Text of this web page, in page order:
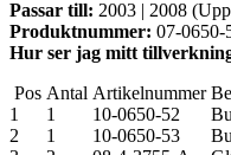
Passar till: 2003 | 2008
Produktnummer: 07-0650-
Hur ser jag mitt
Pos Antal Artikelnummer
1
1 10-0650-52
2
1 10-0650-53